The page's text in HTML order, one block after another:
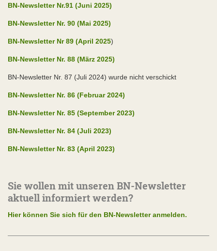
BN-Newsletter Nr.91 (Juni 2025)
BN-Newsletter Nr. 90 (Mai 2025)
BN-Newsletter Nr 89 (April 2025)
BN-Newsletter Nr. 88 (März 2025)
BN-Newsletter Nr. 87 (Juli 2024) wurde nicht verschickt
BN-Newsletter Nr. 86 (Februar 2024)
BN-Newsletter Nr. 85 (September 2023)
BN-Newsletter Nr. 84 (Juli 2023)
BN-Newsletter Nr. 83 (April 2023)
Sie wollen mit unseren BN-Newsletter
aktuell informiert werden?
Hier können Sie sich für den BN-Newsletter anmelden.